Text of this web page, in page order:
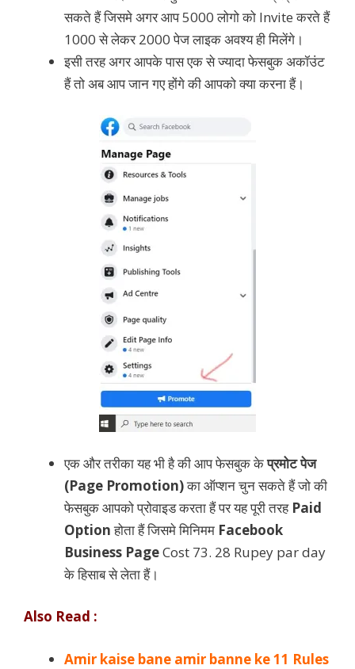
सकते हैं जिसमे अगर आप 5000 लोगो को Invite करते हैं
1000 से लेकर 2000 पेज लाइक अवश्य ही मिलेंगे।
इसी तरह अगर आपके पास एक से ज्यादा फेसबुक अकॉउंट
हैं तो अब आप जान गए होंगे की आपको क्या करना हैं।
एक और तरीका यह भी है की आप फेसबुक केप्रमोट पेज
(Page Promotion)का ऑप्शन चुन सकते हैं जो की
फेसबुक आपको प्रोवाइड करता हैं पर यह पूरी तरहPaid
Optionहोता हैं जिसमे मिनिमम Facebook
Business PageCost 73. 28 Rupey par day
के हिसाब से लेता हैं।
Also Read :
Amir kaise bane amir banne ke 11 Rules